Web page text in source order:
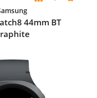
44mm BT